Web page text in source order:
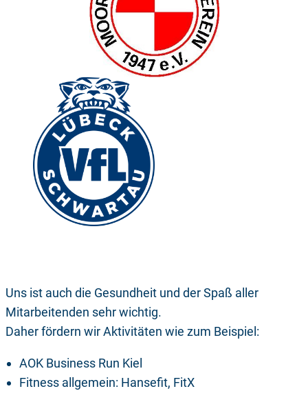
Uns ist auch die Gesundheit und der Spaß aller
Mitarbeitenden sehr wichtig.
Daher fördern wir Aktivitäten wie zum Beispiel:
AOK Business Run Kiel
Fitness allgemein: Hansefit, FitX